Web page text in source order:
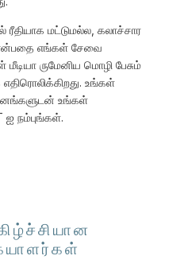
மட்டுமல்ல, கலாச்சார
எங்கள் சேவை
ருமேனிய மொழி பேசும்
உங்கள்
உங்கள்
நம்புங்கள்.